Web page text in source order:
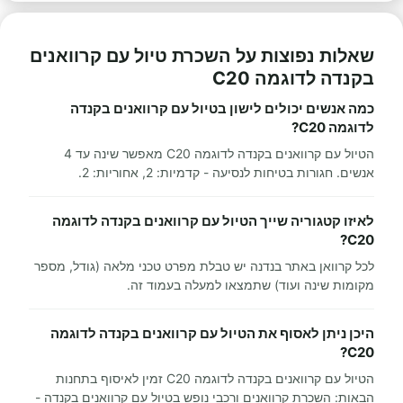
שאלות נפוצות על השכרת טיול עם קרוואנים
בקנדה לדוגמה C20
כמה אנשים יכולים לישון בטיול עם קרוואנים בקנדה
לדוגמה C20?
הטיול עם קרוואנים בקנדה לדוגמה C20 מאפשר שינה עד 4
אנשים. חגורות בטיחות לנסיעה - קדמיות: 2, אחוריות: 2.
לאיזו קטגוריה שייך הטיול עם קרוואנים בקנדה לדוגמה
C20?
לכל קרוואן באתר בנדנה יש טבלת מפרט טכני מלאה (גודל, מספר
מקומות שינה ועוד) שתמצאו למעלה בעמוד זה.
היכן ניתן לאסוף את הטיול עם קרוואנים בקנדה לדוגמה
C20?
הטיול עם קרוואנים בקנדה לדוגמה C20 זמין לאיסוף בתחנות
הבאות: השכרת קרוואנים ורכבי נופש בטיול עם קרוואנים בקנדה -